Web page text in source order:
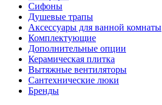
Сифоны
Душевые трапы
Аксессуары для ванной комнаты
Комплектующие
Дополнительные опции
Керамическая плитка
Вытяжные вентиляторы
Сантехнические люки
Бренды